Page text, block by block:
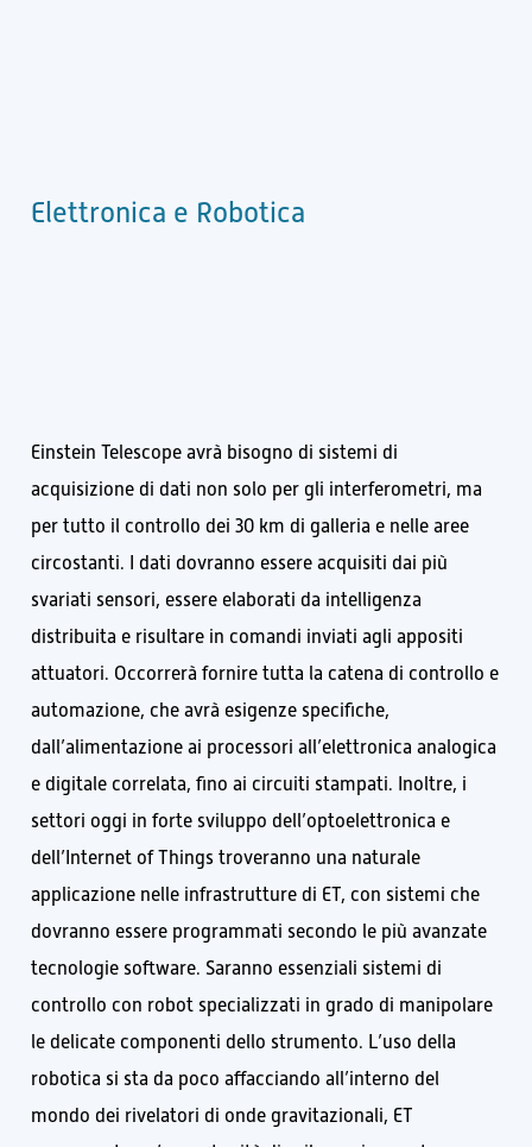
Elettronica e Robotica
Einstein Telescope avrà bisogno di sistemi di
acquisizione di dati non solo per gli interferometri, ma
per tutto il controllo dei 30 km di galleria e nelle aree
circostanti. I dati dovranno essere acquisiti dai più
svariati sensori, essere elaborati da intelligenza
distribuita e risultare in comandi inviati agli appositi
attuatori. Occorrerà fornire tutta la catena di controllo e
automazione, che avrà esigenze specifiche,
dall’alimentazione ai processori all’elettronica analogica
e digitale correlata, fino ai circuiti stampati. Inoltre, i
settori oggi in forte sviluppo dell’optoelettronica e
dell’Internet of Things troveranno una naturale
applicazione nelle infrastrutture di ET, con sistemi che
dovranno essere programmati secondo le più avanzate
tecnologie software. Saranno essenziali sistemi di
controllo con robot specializzati in grado di manipolare
le delicate componenti dello strumento. L’uso della
robotica si sta da poco affacciando all’interno del
mondo dei rivelatori di onde gravitazionali, ET